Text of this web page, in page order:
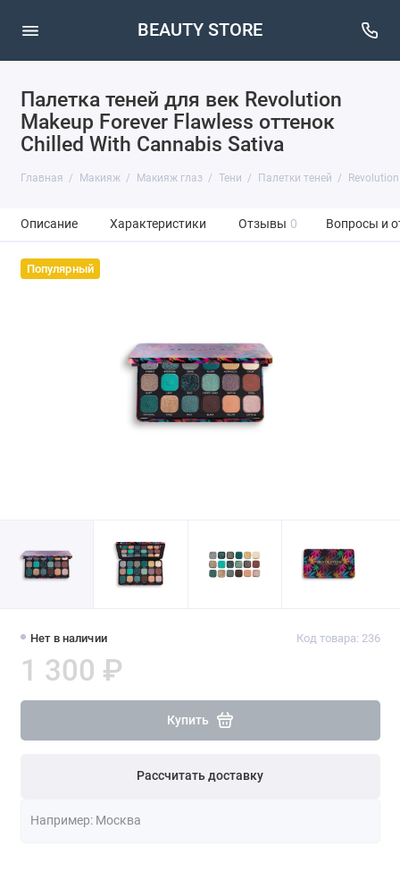
BEAUTY STORE
Палетка теней для век Revolution
Makeup Forever Flawless оттенок
Chilled With Cannabis Sativa
Главная Макияж Макияж глаз Тени Палетки теней
Описание Характеристики Отзывы 0 Вопросы и
Популярный
Нет в наличии Код товара: 236
1 300 ₽
Купить
Рассчитать доставку